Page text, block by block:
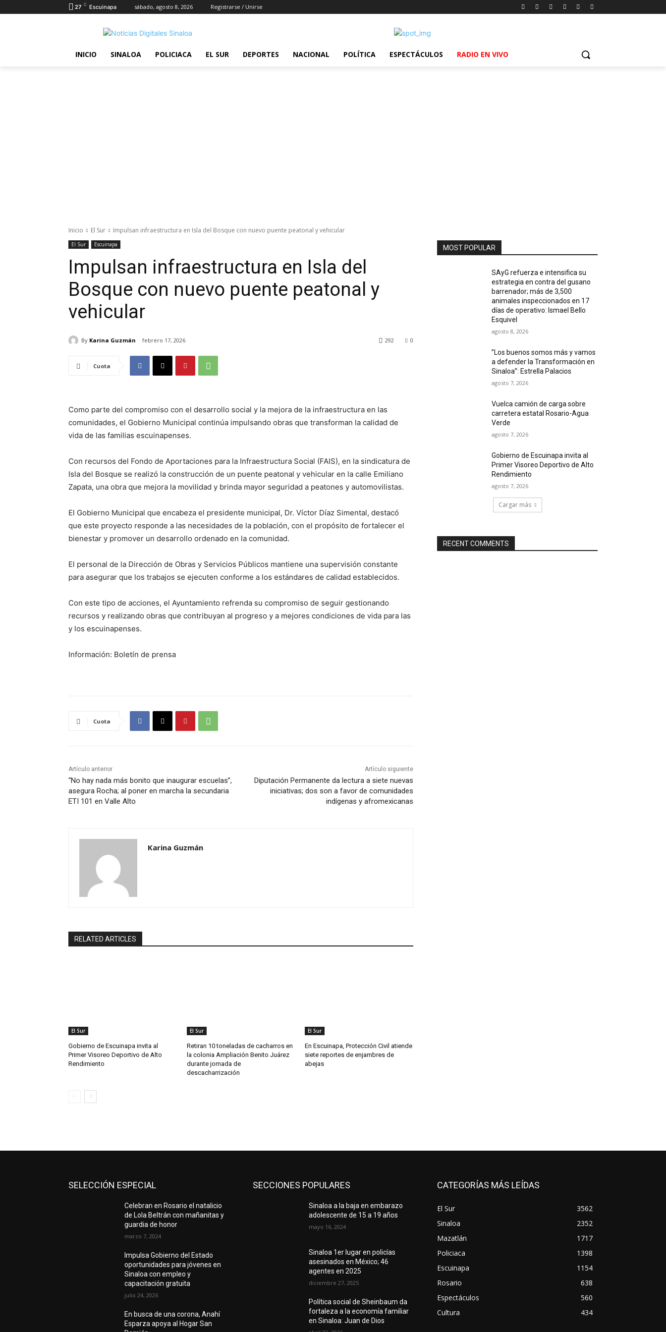
27 C Escuinapa sábado, agosto 8, 2026 Registrarse / Unirse
INICIO SINALOA POLICIACA EL SUR DEPORTES NACIONAL POLÍTICA ESPECTÁCULOS RADIO EN VIVO
Inicio El Sur Impulsan infraestructura en Isla del Bosque con nuevo puente peatonal y vehicular
El Sur Escuinapa
Impulsan infraestructura en Isla del
Bosque con nuevo puente peatonal y
vehicular
By Karina Guzmán febrero 17, 2026 0
292
Cuota
Como parte del compromiso con el desarrollo social y la mejora de la infraestructura en las
comunidades, el Gobierno Municipal continúa impulsando obras que transforman la calidad de
vida de las familias escuinapenses.
Con recursos del Fondo de Aportaciones para la Infraestructura Social (FAIS), en la sindicatura de
Isla del Bosque se realizó la construcción de un puente peatonal y vehicular en la calle Emiliano
Zapata, una obra que mejora la movilidad y brinda mayor seguridad a peatones y automovilistas.
El Gobierno Municipal que encabeza el presidente municipal, Dr. Víctor Díaz Simental, destacó
que este proyecto responde a las necesidades de la población, con el propósito de fortalecer el
bienestar y promover un desarrollo ordenado en la comunidad.
El personal de la Dirección de Obras y Servicios Públicos mantiene una supervisión constante
para asegurar que los trabajos se ejecuten conforme a los estándares de calidad establecidos.
Con este tipo de acciones, el Ayuntamiento refrenda su compromiso de seguir gestionando
recursos y realizando obras que contribuyan al progreso y a mejores condiciones de vida para las
y los escuinapenses.
Información: Boletín de prensa
Cuota
Artículo anterior
“No hay nada más bonito que inaugurar escuelas”,
asegura Rocha; al poner en marcha la secundaria
ETI 101 en Valle Alto
Artículo siguiente
Diputación Permanente da lectura a siete nuevas
iniciativas; dos son a favor de comunidades
indígenas y afromexicanas
Karina Guzmán
RELATED ARTICLES
El Sur
Gobierno de Escuinapa invita al
Primer Visoreo Deportivo de Alto
Rendimiento
El Sur
Retiran 10 toneladas de cacharros en
la colonia Ampliación Benito Juárez
durante jornada de
descacharrización
El Sur
En Escuinapa, Protección Civil atiende
siete reportes de enjambres de
abejas
MOST POPULAR
SAyG refuerza e intensifica su
estrategia en contra del gusano
barrenador; más de 3,500
animales inspeccionados en 17
días de operativo: Ismael Bello
Esquivel
agosto 8, 2026
”Los buenos somos más y vamos
a defender la Transformación en
Sinaloa”: Estrella Palacios
agosto 7, 2026
Vuelca camión de carga sobre
carretera estatal Rosario-Agua
Verde
agosto 7, 2026
Gobierno de Escuinapa invita al
Primer Visoreo Deportivo de Alto
Rendimiento
agosto 7, 2026
Cargar más
RECENT COMMENTS
SELECCIÓN ESPECIAL
Celebran en Rosario el natalicio
de Lola Beltrán con mañanitas y
guardia de honor
marzo 7, 2024
Impulsa Gobierno del Estado
oportunidades para jóvenes en
Sinaloa con empleo y
capacitación gratuita
julio 24, 2026
En busca de una corona, Anahí
Esparza apoya al Hogar San
SECCIONES POPULARES
Sinaloa a la baja en embarazo
adolescente de 15 a 19 años
mayo 16, 2024
Sinaloa 1er lugar en policías
asesinados en México; 46
agentes en 2025
diciembre 27, 2025
Política social de Sheinbaum da
fortaleza a la economía familiar
en Sinaloa: Juan de Dios
CATEGORÍAS MÁS LEÍDAS
El Sur
3562
Sinaloa
2352
Mazatlán
1717
Policiaca
1398
Escuinapa
1154
Rosario
638
Espectáculos
560
Cultura
434